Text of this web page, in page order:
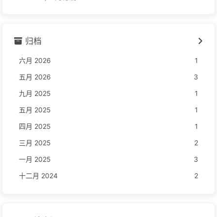
归档
六月 2026
1
五月 2026
3
九月 2025
1
五月 2025
1
四月 2025
1
三月 2025
2
一月 2025
3
十二月 2024
2